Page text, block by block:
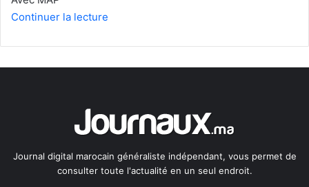
Continuer la lecture
Journal digital marocain généraliste indépendant, vous permet de
consulter toute l'actualité en un seul endroit.